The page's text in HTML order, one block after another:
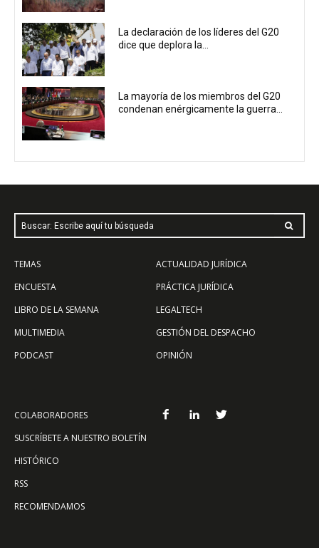
La declaración de los líderes del G20
dice que deplora la...
La mayoría de los miembros del G20
condenan enérgicamente la guerra...
Buscar: Escribe aquí tu búsqueda
TEMAS
ENCUESTA
LIBRO DE LA SEMANA
MULTIMEDIA
PODCAST
ACTUALIDAD JURÍDICA
PRÁCTICA JURÍDICA
LEGALTECH
GESTIÓN DEL DESPACHO
OPINIÓN
COLABORADORES
SUSCRÍBETE A NUESTRO BOLETÍN
HISTÓRICO
RSS
RECOMENDAMOS